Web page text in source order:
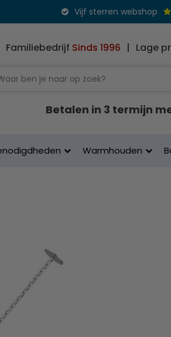
Vijf sterren webshop
Familiebedrijf Sinds 1996 | Lage
Betalen in 3 termijn
Warmhouden